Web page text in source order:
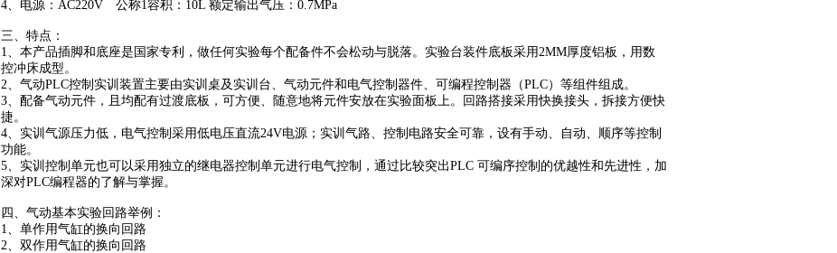
4、电源：AC220V 公称1容积：10L 额定输出气压：0.7MPa
三、特点：
1、本产品插脚和底座是国家专利，做任何实验每个配备件不会松动与脱落。实验台装件底板采用2MM厚度铝板，用数
控冲床成型。
2、气动PLC控制实训装置主要由实训桌及实训台、气动元件和电气控制器件、可编程控制器（PLC）等组件组成。
3、配备气动元件，且均配有过渡底板，可方便、随意地将元件安放在实验面板上。回路搭接采用快换接头，拆接方便快
捷。
4、实训气源压力低，电气控制采用低电压直流24V电源；实训气路、控制电路安全可靠，设有手动、自动、顺序等控制
功能。
5、实训控制单元也可以采用独立的继电器控制单元进行电气控制，通过比较突出PLC 可编序控制的优越性和先进性，加
深对PLC编程器的了解与掌握。
四、气动基本实验回路举例：
1、单作用气缸的换向回路
2、双作用气缸的换向回路